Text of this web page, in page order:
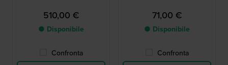
510,00 €
● Disponibile
Confronta
71,00 €
● Disponibile
Confronta